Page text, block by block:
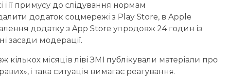
її примусу до слідування нормам
додаток соцмережі з Play Store, в Apple
додатку з App Store упродовж 24 годин із
засади модерації.
місяців ліві ЗМІ публікували матеріали про
і така ситуація вимагає реагування.